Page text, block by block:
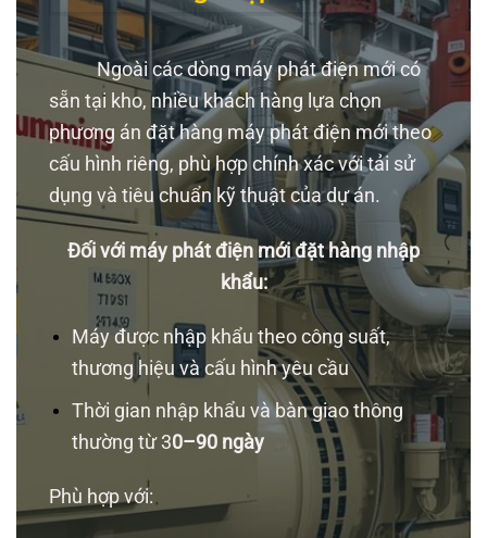
Ngoài các dòng máy phát điện mới có
sẵn tại kho, nhiều khách hàng lựa chọn
phương án đặt hàng máy phát điện mới theo
cấu hình riêng, phù hợp chính xác với tải sử
dụng và tiêu chuẩn kỹ thuật của dự án.
Đối với máy phát điện mới đặt hàng nhập
khẩu:
Máy được nhập khẩu theo công suất,
thương hiệu và cấu hình yêu cầu
Thời gian nhập khẩu và bàn giao thông
thường từ 30–90 ngày
Phù hợp với: